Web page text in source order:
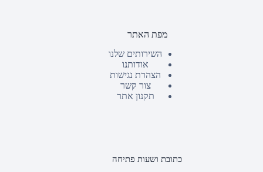
מפת האתר
השירותים שלנו
אודותנו
הצהרת נגישות
צור קשר
תקנון אתר
כתובת ושעות פתיחה